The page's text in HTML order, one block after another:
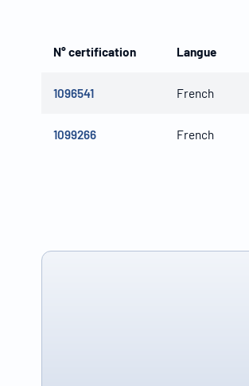
N° certification Langue
1096541 French
1099266 French